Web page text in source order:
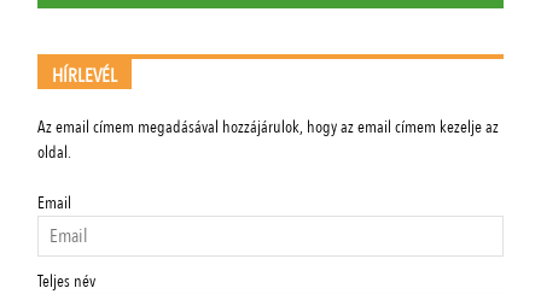
HÍRLEVÉL
Az email címem megadásával hozzájárulok, hogy az email címem kezelje az
oldal.
Email
Teljes név